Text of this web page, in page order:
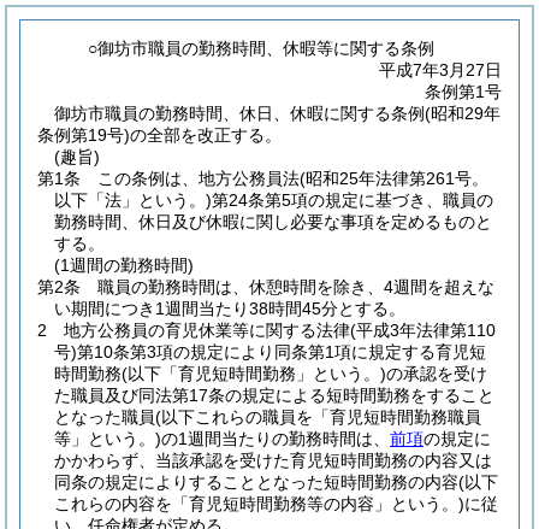
○御坊市職員の勤務時間、休暇等に関する条例
平成7年3月27日
条例第1号
御坊市職員の勤務時間、休日、休暇に関する条例(昭和29年
条例第19号)の全部を改正する。
(趣旨)
第1条
この条例は、地方公務員法(昭和25年法律第261号。
以下「法」という。)第24条第5項の規定に基づき、職員の
勤務時間、休日及び休暇に関し必要な事項を定めるものと
する。
(1週間の勤務時間)
第2条
職員の勤務時間は、休憩時間を除き、4週間を超えな
い期間につき1週間当たり38時間45分とする。
2
地方公務員の育児休業等に関する法律(平成3年法律第110
号)第10条第3項の規定により同条第1項に規定する育児短
時間勤務(以下「育児短時間勤務」という。)の承認を受け
た職員及び同法第17条の規定による短時間勤務をすること
となった職員(以下これらの職員を「育児短時間勤務職員
等」という。)の1週間当たりの勤務時間は、 前項の規定に
かかわらず、当該承認を受けた育児短時間勤務の内容又は
同条の規定によりすることとなった短時間勤務の内容(以下
これらの内容を「育児短時間勤務等の内容」という。)に従